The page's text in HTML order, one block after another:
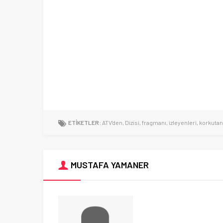
ETİKETLER: ATV'den, Dizisi, fragmanı, izleyenleri, korkutan
MUSTAFA YAMANER